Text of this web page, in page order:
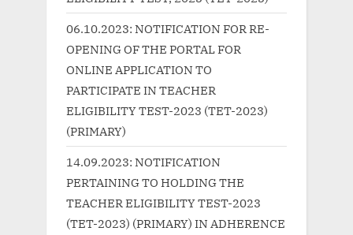
06.10.2023: NOTIFICATION FOR RE-
OPENING OF THE PORTAL FOR
ONLINE APPLICATION TO
PARTICIPATE IN TEACHER
ELIGIBILITY TEST-2023 (TET-2023)
(PRIMARY)
14.09.2023: NOTIFICATION
PERTAINING TO HOLDING THE
TEACHER ELIGIBILITY TEST-2023
(TET-2023) (PRIMARY) IN ADHERENCE